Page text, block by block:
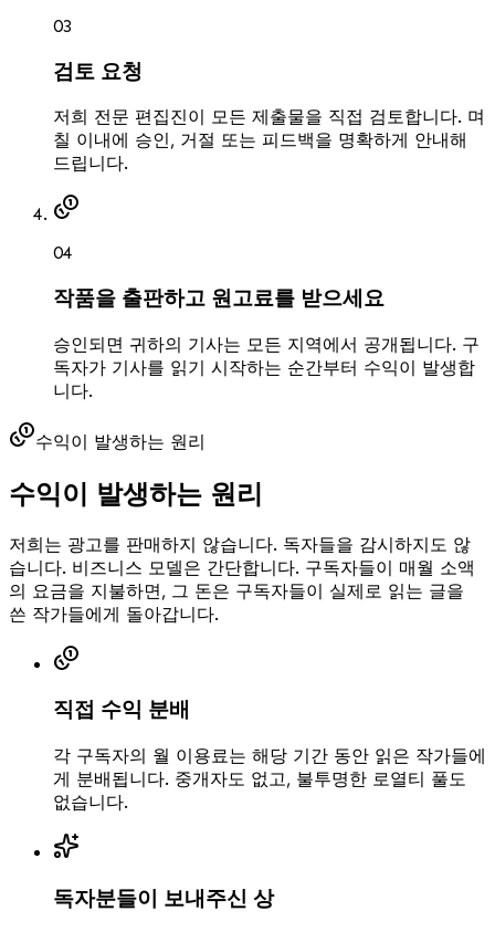
03
검토 요청
저희 전문 편집진이 모든 제출물을 직접 검토합니다. 며
칠 이내에 승인, 거절 또는 피드백을 명확하게 안내해
드립니다.
04
작품을 출판하고 원고료를 받으세요
승인되면 귀하의 기사는 모든 지역에서 공개됩니다. 구
독자가 기사를 읽기 시작하는 순간부터 수익이 발생합
니다.
수익이 발생하는 원리
수익이 발생하는 원리
저희는 광고를 판매하지 않습니다. 독자들을 감시하지도 않
습니다. 비즈니스 모델은 간단합니다. 구독자들이 매월 소액
의 요금을 지불하면, 그 돈은 구독자들이 실제로 읽는 글을
쓴 작가들에게 돌아갑니다.
직접 수익 분배
각 구독자의 월 이용료는 해당 기간 동안 읽은 작가들에
게 분배됩니다. 중개자도 없고, 불투명한 로열티 풀도
없습니다.
독자분들이 보내주신 상